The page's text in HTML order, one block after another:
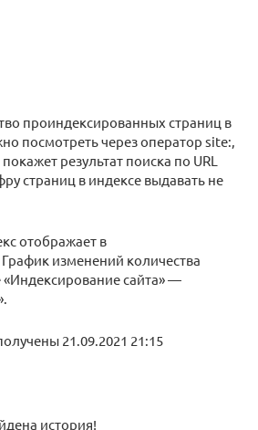
проиндексированных страниц в
посмотреть через оператор site:,
результат поиска по URL
страниц в индексе выдавать не
отображает в
изменений количества
«Индексирование сайта» —
21.09.2021 21:15
история!